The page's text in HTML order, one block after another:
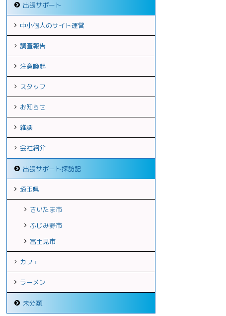
出張サポート
中小個人のサイト運営
調査報告
注意喚起
スタッフ
お知らせ
雑談
会社紹介
出張サポート探訪記
埼玉県
さいたま市
ふじみ野市
富士見市
カフェ
ラーメン
未分類